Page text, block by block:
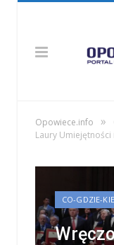
Opowiece.info »
Laury Umiejętności
CO-GDZIE-